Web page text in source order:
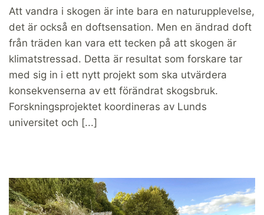
Att vandra i skogen är inte bara en naturupplevelse,
det är också en doftsensation. Men en ändrad doft
från träden kan vara ett tecken på att skogen är
klimatstressad. Detta är resultat som forskare tar
med sig in i ett nytt projekt som ska utvärdera
konsekvenserna av ett förändrat skogsbruk.
Forskningsprojektet koordineras av Lunds
universitet och [...]